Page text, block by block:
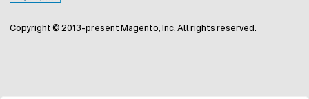
Copyright © 2013-present Magento, Inc. All rights reserved.